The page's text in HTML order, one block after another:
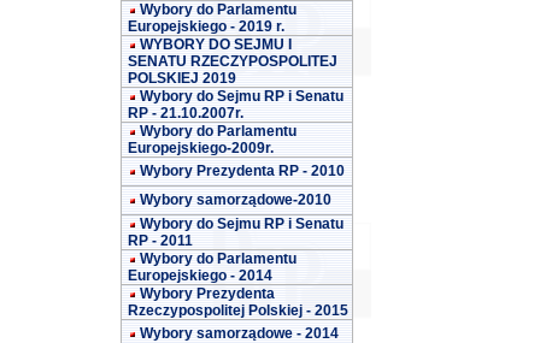
Wybory do Parlamentu
Europejskiego - 2019 r.
WYBORY DO SEJMU I
SENATU RZECZYPOSPOLITEJ
POLSKIEJ 2019
Wybory do Sejmu RP i Senatu
RP - 21.10.2007r.
Wybory do Parlamentu
Europejskiego-2009r.
Wybory Prezydenta RP - 2010
Wybory samorządowe-2010
Wybory do Sejmu RP i Senatu
RP - 2011
Wybory do Parlamentu
Europejskiego - 2014
Wybory Prezydenta
Rzeczypospolitej Polskiej - 2015
Wybory samorządowe - 2014